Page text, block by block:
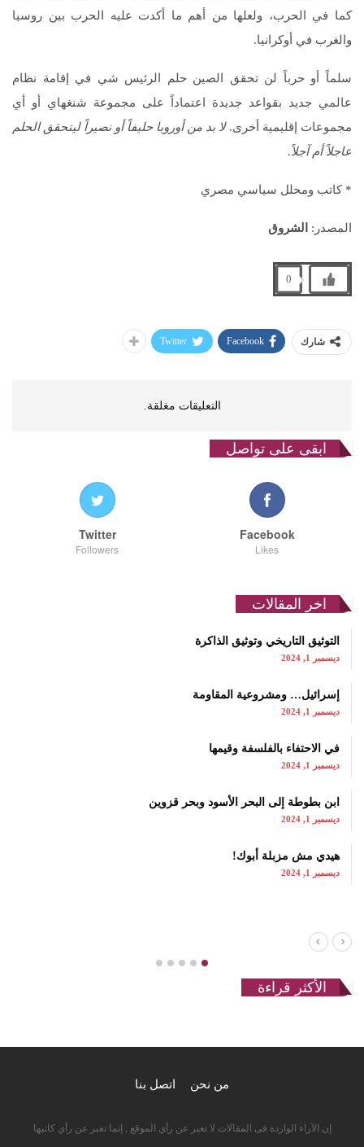
كما في الحرب، ولعلها من أهم ما أكدت عليه الحرب بين روسيا
والغرب في أوكرانيا.
سلماً أو حرباً لن تحقق الصين حلم الرئيس شي في إقامة نظام
عالمي جديد بقواعد جديدة اعتماداً على مجموعة شنغهاي أو أي
مجموعات إقليمية أخرى.لا بد من أوروبا حليفاً أو نصيراً ليتحقق الحلم
عاجلاً أم آجلاً.
* كاتب ومحلل سياسي مصري
المصدر: الشروق
0
شارك Facebook
Twitter
التعليقات مغلقة.
ابقى على تواصل
Facebook
Likes
Twitter
Followers
اخر المقالات
التوثيق التاريخي وتوثيق الذاكرة
ديسمبر 1, 2024
إسرائيل… ومشروعية المقاومة
ديسمبر 1, 2024
في الاحتفاء بالفلسفة وقيمها
ديسمبر 1, 2024
ابن بطوطة إلى البحر الأسود وبحر قزوين
ديسمبر 1, 2024
هيدي مش مزبلة أبوك!
ديسمبر 1, 2024
الأكثر قراءة
من نحن اتصل بنا
إن الآراء الواردة فى المقالات لا تعبر عن رأي الموقع , إنما تعبر عن رأي كاتبها